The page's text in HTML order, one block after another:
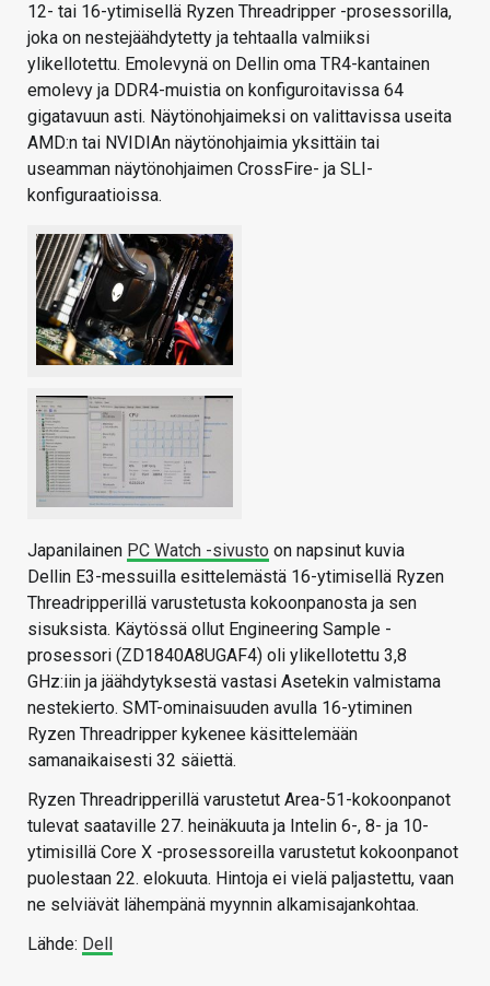
12- tai 16-ytimisellä Ryzen Threadripper -prosessorilla,
joka on nestejäähdytetty ja tehtaalla valmiiksi
ylikellotettu. Emolevynä on Dellin oma TR4-kantainen
emolevy ja DDR4-muistia on konfiguroitavissa 64
gigatavuun asti. Näytönohjaimeksi on valittavissa useita
AMD:n tai NVIDIAn näytönohjaimia yksittäin tai
useamman näytönohjaimen CrossFire- ja SLI-
konfiguraatioissa.
Japanilainen PC Watch -sivusto on napsinut kuvia
Dellin E3-messuilla esittelemästä 16-ytimisellä Ryzen
Threadripperillä varustetusta kokoonpanosta ja sen
sisuksista. Käytössä ollut Engineering Sample -
prosessori (ZD1840A8UGAF4) oli ylikellotettu 3,8
GHz:iin ja jäähdytyksestä vastasi Asetekin valmistama
nestekierto. SMT-ominaisuuden avulla 16-ytiminen
Ryzen Threadripper kykenee käsittelemään
samanaikaisesti 32 säiettä.
Ryzen Threadripperillä varustetut Area-51-kokoonpanot
tulevat saataville 27. heinäkuuta ja Intelin 6-, 8- ja 10-
ytimisillä Core X -prosessoreilla varustetut kokoonpanot
puolestaan 22. elokuuta. Hintoja ei vielä paljastettu, vaan
ne selviävät lähempänä myynnin alkamisajankohtaa.
Lähde: Dell